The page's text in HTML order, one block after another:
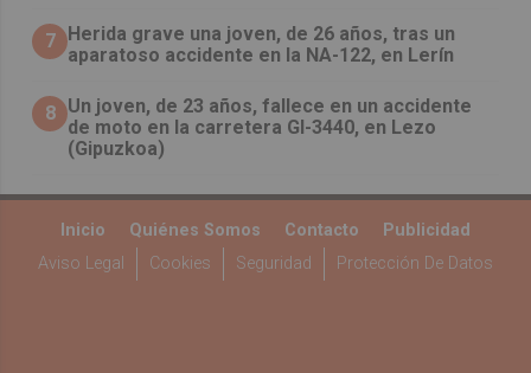
7
Herida grave una joven, de 26 años, tras un
aparatoso accidente en la NA-122, en Lerín
8 Un joven, de 23 años, fallece en un accidente
de moto en la carretera GI-3440, en Lezo
(Gipuzkoa)
Inicio Quiénes Somos Contacto
Publicidad
Aviso Legal
Cookies Seguridad Protección De Datos